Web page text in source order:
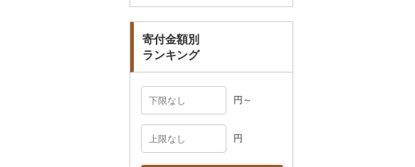
その他雑貨
寄付金額別
ランキング
円～
円